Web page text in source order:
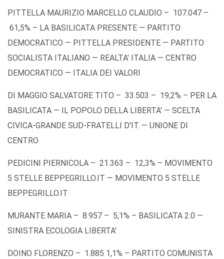
PITTELLA MAURIZIO MARCELLO CLAUDIO – 107.047 –
61,5% – LA BASILICATA PRESENTE — PARTITO
DEMOCRATICO — PITTELLA PRESIDENTE — PARTITO
SOCIALISTA ITALIANO — REALTA' ITALIA — CENTRO
DEMOCRATICO — ITALIA DEI VALORI
DI MAGGIO SALVATORE TITO – 33.503 – 19,2% – PER LA
BASILICATA — IL POPOLO DELLA LIBERTA' — SCELTA
CIVICA-GRANDE SUD-FRATELLI D'IT. — UNIONE DI
CENTRO
PEDICINI PIERNICOLA – 21.363 – 12,3% – MOVIMENTO
5 STELLE BEPPEGRILLO.IT — MOVIMENTO 5 STELLE
BEPPEGRILLO.IT
MURANTE MARIA – 8.957 – 5,1% – BASILICATA 2.0 —
SINISTRA ECOLOGIA LIBERTA'
DOINO FLORENZO – 1.885 1,1% – PARTITO COMUNISTA